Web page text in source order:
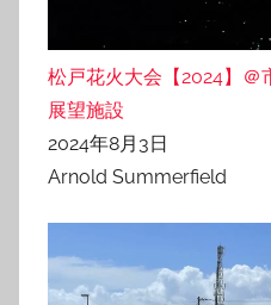
松戸花火大会【2024】＠
展望施設
2024年8月3日
Arnold Summerfield